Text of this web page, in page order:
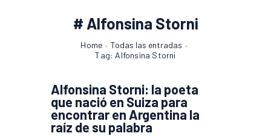
# Alfonsina Storni
Home
Todas las entradas
Tag: Alfonsina Storni
Alfonsina Storni: la poeta
que nació en Suiza para
encontrar en Argentina la
raíz de su palabra